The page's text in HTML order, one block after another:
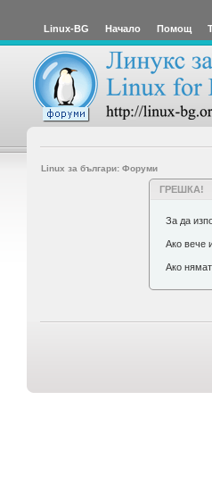
Linux-BG Начало Помощ
Linux за българи: Форуми
ГРЕШКА!
За да
Ако вече
Ако